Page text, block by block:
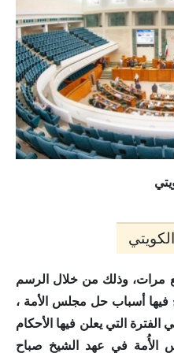
مرات، وذلك من خلال الرسم
فيها أسباب حل مجلس الأمة ،
التي يعلن فيها الأحكام
الأُمة في عهد الشيخ صباح